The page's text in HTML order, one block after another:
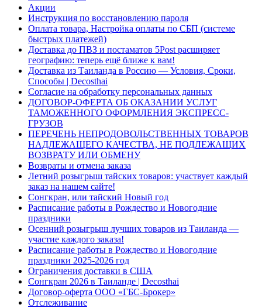
Акции
Инструкция по восстановлению пароля
Оплата товара, Настройка оплаты по СБП (системе
быстрых платежей)
Доставка до ПВЗ и постаматов 5Post расширяет
географию: теперь ещё ближе к вам!
Доставка из Таиланда в Россию — Условия, Сроки,
Способы | Decosthai
Согласие на обработку персональных данных
ДОГОВОР-ОФЕРТА ОБ ОКАЗАНИИ УСЛУГ
ТАМОЖЕННОГО ОФОРМЛЕНИЯ ЭКСПРЕСС-
ГРУЗОВ
ПЕРЕЧЕНЬ НЕПРОДОВОЛЬСТВЕННЫХ ТОВАРОВ
НАДЛЕЖАЩЕГО КАЧЕСТВА, НЕ ПОДЛЕЖАЩИХ
ВОЗВРАТУ ИЛИ ОБМЕНУ
Возвраты и отмена заказа
Летний розыгрыш тайских товаров: участвует каждый
заказ на нашем сайте!
Сонгкран, или тайский Новый год
Расписание работы в Рождество и Новогодние
праздники
Осенний розыгрыш лучших товаров из Таиланда —
участие каждого заказа!
Расписание работы в Рождество и Новогодние
праздники 2025-2026 год
Ограничения доставки в США
Сонгкран 2026 в Таиланде | Decosthai
Договор-оферта ООО «ГБС-Брокер»
Отслеживание